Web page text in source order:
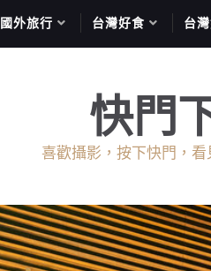
國外旅行 台灣好食 台
快門
喜歡攝影，按下快門，